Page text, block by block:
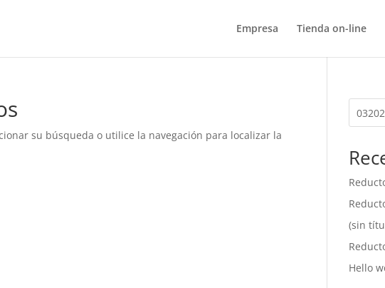
Empresa Tienda on-line
su búsqueda o utilice la navegación para localizar la
(sin
Hello